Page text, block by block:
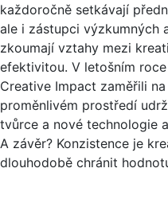
každoročně setkávají
ale i zástupci výzkumných
zkoumají vztahy mezi
efektivitou. V letošním
Creative Impact zaměřili
proměnlivém prostředí
tvůrce a nové technologie
A závěr? Konzistence je
dlouhodobě chránit